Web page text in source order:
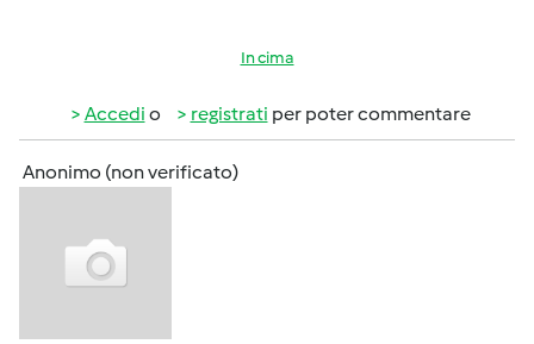
In cima
Accedi o registrati per poter commentare
Anonimo (non verificato)